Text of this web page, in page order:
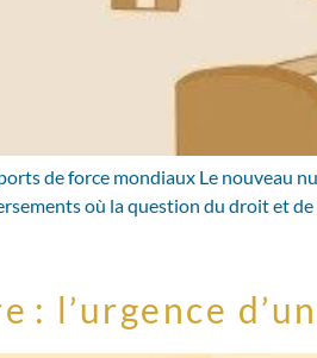
de force mondiaux Le
où la question du droit et
: l’urgence